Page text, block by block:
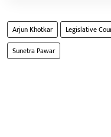
Arjun Khotkar Legislative
Sunetra Pawar